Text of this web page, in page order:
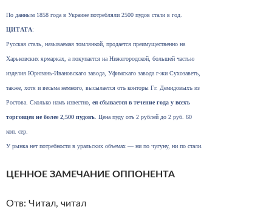
По данным 1858 года в Украине потребляли 2500 пудов стали в год.
ЦИТАТА:
Русская сталь, называемая томлянкой, продается преимущественно на
Харьковских ярмарках, а покупается на Нижегородской, большей частью
изделия Юрюзань-Ивановскаго завода, Уфимскаго завода г-жи Сухозаветъ,
также, хотя и весьма немного, высылается отъ конторы Гг. Демидовыхъ из
Ростова. Сколько намъ известно, ея сбывается в течение года у всехъ
торговцев не более 2,500 пудовъ. Цена пуду отъ 2 рублей до 2 руб. 60
коп. сер.
У рынка нет потребности в уральских объемах — ни по чугуну, ни по стали.
ЦЕННОЕ ЗАМЕЧАНИЕ ОППОНЕНТА
Отв: Читал, читал